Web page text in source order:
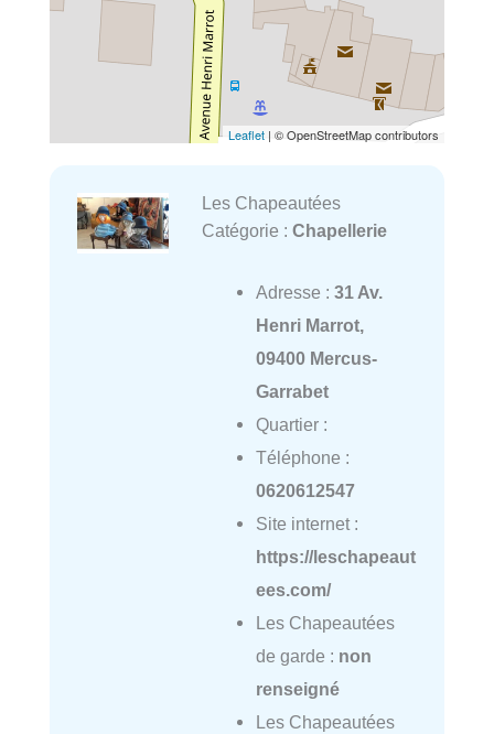
Leaflet | © OpenStreetMap contributors
Les Chapeautées
Catégorie : Chapellerie
Adresse : 31 Av.
Henri Marrot,
09400 Mercus-
Garrabet
Quartier :
Téléphone :
0620612547
Site internet :
https://leschapeaut
ees.com/
Les Chapeautées
de garde : non
renseigné
Les Chapeautées